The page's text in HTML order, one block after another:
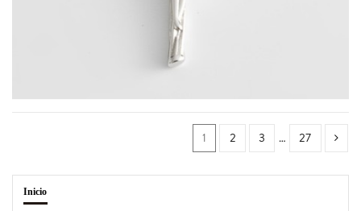
1 2 3 … 27
Inicio